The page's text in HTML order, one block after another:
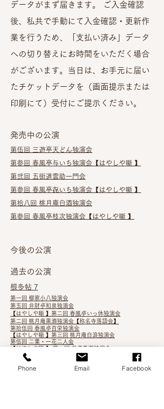
データがまず届きます。 ご入金確認
後、私共で手動にて入金確認・更新作
業を行うため、「支払い済み」データ
への切り替えにお時間をいただく場合
がございます。当日は、お手元に届い
たチケットデータを（画面提示または
印刷にて）受付にご提示ください。
発売中の公演
第伍回 三遊亭天どん独演会​
第参回 春風亭与いち独演会 【はやしや噺 】
第弐回 五街道雲助一門会
第参回 春風亭㐂いち独演会 【はやしや噺 】
第拾八回 桃月庵白酒独演会
第参回 春風亭枝次独演会【はやしや噺 】
今後の公演
過去の公演
根多帖 7
第一回 柳家小八独演会
第五回 弁財亭和泉独演会
【はやしや噺 】第二回 春風亭いっ休独演会
第二回 桃月庵黒酒独演会【称名寺落語会】
第拾伍回 春風亭百栄独演会
【はやしや噺 】第三回 桃月庵白浪独演会
第伍回 二葉・一花二人会
【はやしや噺 】 第一回 月亭希遊独演会
第二回 三遊亭わん丈独演会
【はやしや噺 】第一回 春風亭昇咲独演会
第参回 阿久鯉・一之輔二人会
Phone Email Facebook